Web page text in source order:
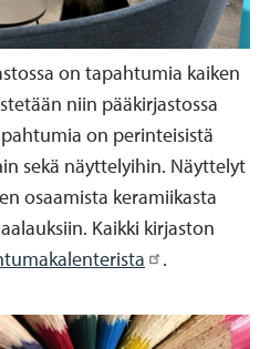
on tapahtumia kaiken
niin pääkirjastossa
on perinteisistä
sekä näyttelyihin. Näyttelyt
osaamista keramiikasta
Kaikki kirjaston
.